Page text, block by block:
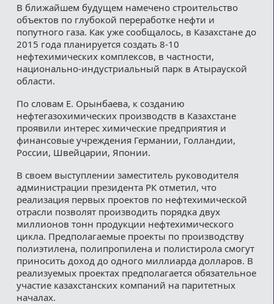
В ближайшем будущем намечено строительство
объектов по глубокой переработке нефти и
попутного газа. Как уже сообщалось, в Казахстане до
2015 года планируется создать 8-10
нефтехимических комплексов, в частности,
национально-индустриальный парк в Атырауской
области.
По словам Е. Орынбаева, к созданию
нефтегазохимических производств в Казахстане
проявили интерес химические предприятия и
финансовые учреждения Германии, Голландии,
России, Швейцарии, Японии.
В своем выступлении заместитель руководителя
администрации президента РК отметил, что
реализация первых проектов по нефтехимической
отрасли позволят производить порядка двух
миллионов тонн продукции нефтехимического
цикла. Предполагаемые проекты по производству
полиэтилена, полипропилена и полистирола смогут
приносить доход до одного миллиарда долларов. В
реализуемых проектах предполагается обязательное
участие казахстанских компаний на паритетных
началах.